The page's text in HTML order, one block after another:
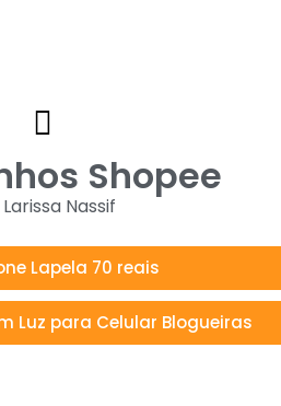
Shopee
Nassif
Lapela 70 reais
Luz para Celular Blogueiras